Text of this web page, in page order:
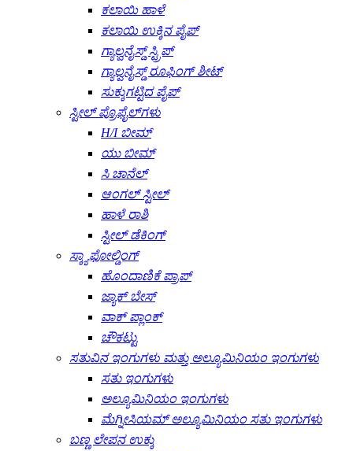
ಕಲಾಯಿ ಹಾಳೆ
ಕಲಾಯಿ ಉಕ್ಕಿನ ಪೈಪ್
ಗ್ಯಾಲ್ವನೈಸ್ಡ್ ಸ್ಟ್ರಿಪ್
ಗ್ಯಾಲ್ವನೈಸ್ಡ್ ರೂಫಿಂಗ್ ಶೀಟ್
ಸುಕ್ಕುಗಟ್ಟಿದ ಪೈಪ್
ಸ್ಟೀಲ್ ಪ್ರೊಫೈಲ್‌ಗಳು
H/I ಬೀಮ್
ಯು ಬೀಮ್
ಸಿ ಚಾನೆಲ್
ಆಂಗಲ್ ಸ್ಟೀಲ್
ಹಾಳೆ ರಾಶಿ
ಸ್ಟೀಲ್ ಡೆಕಿಂಗ್
ಸ್ಕ್ಯಾಫೋಲ್ಡಿಂಗ್
ಹೊಂದಾಣಿಕೆ ಪ್ರಾಪ್
ಜ್ಯಾಕ್ ಬೇಸ್
ವಾಕ್ ಪ್ಲಾಂಕ್
ಚೌಕಟ್ಟು
ಸತುವಿನ ಇಂಗುಗಳು ಮತ್ತು ಅಲ್ಯೂಮಿನಿಯಂ ಇಂಗುಗಳು
ಸತು ಇಂಗುಗಳು
ಅಲ್ಯೂಮಿನಿಯಂ ಇಂಗುಗಳು
ಮೆಗ್ನೀಸಿಯಮ್ ಅಲ್ಯೂಮಿನಿಯಂ ಸತು ಇಂಗುಗಳು
ಬಣ್ಣ ಲೇಪನ ಉಕ್ಕು